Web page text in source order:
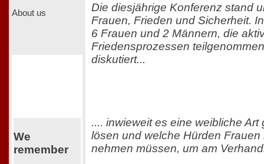
About us
We
remember
Die diesjährige Konferenz stand
Frauen, Frieden und Sicherheit.
6 Frauen und 2 Männern, die
Friedensprozessen
diskutiert...
.... inwieweit es eine weibliche Art
lösen und welche Hürden
nehmen müssen, um am